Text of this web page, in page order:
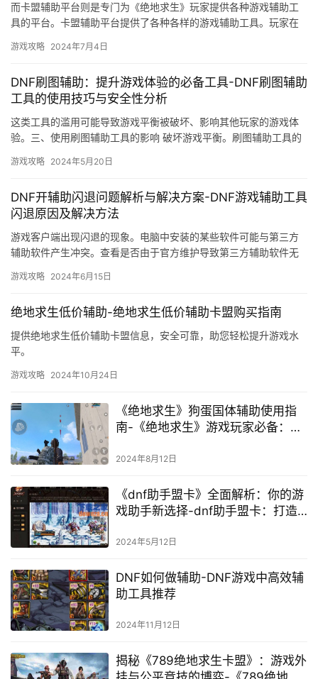
而卡盟辅助平台则是专门为《绝地求生》玩家提供各种游戏辅助工
具的平台。卡盟辅助平台提供了各种各样的游戏辅助工具。玩家在
游戏攻略 2024年7月4日
DNF刷图辅助：提升游戏体验的必备工具-DNF刷图辅助
工具的使用技巧与安全性分析
这类工具的滥用可能导致游戏平衡被破坏、影响其他玩家的游戏体
验。三、使用刷图辅助工具的影响 破坏游戏平衡。刷图辅助工具的
游戏攻略 2024年5月20日
DNF开辅助闪退问题解析与解决方案-DNF游戏辅助工具
闪退原因及解决方法
游戏客户端出现闪退的现象。电脑中安装的某些软件可能与第三方
辅助软件产生冲突。查看是否由于官方维护导致第三方辅助软件无
游戏攻略 2024年6月15日
绝地求生低价辅助-绝地求生低价辅助卡盟购买指南
提供绝地求生低价辅助卡盟信息，安全可靠，助您轻松提升游戏水
平。
游戏攻略 2024年10月24日
《绝地求生》狗蛋国体辅助使用指
南-《绝地求生》游戏玩家必备：狗
2024年8月12日
《dnf助手盟卡》全面解析：你的游
戏助手新选择-dnf助手盟卡：打造
2024年5月12日
DNF如何做辅助-DNF游戏中高效辅
助工具推荐
2024年11月12日
揭秘《789绝地求生卡盟》：游戏外